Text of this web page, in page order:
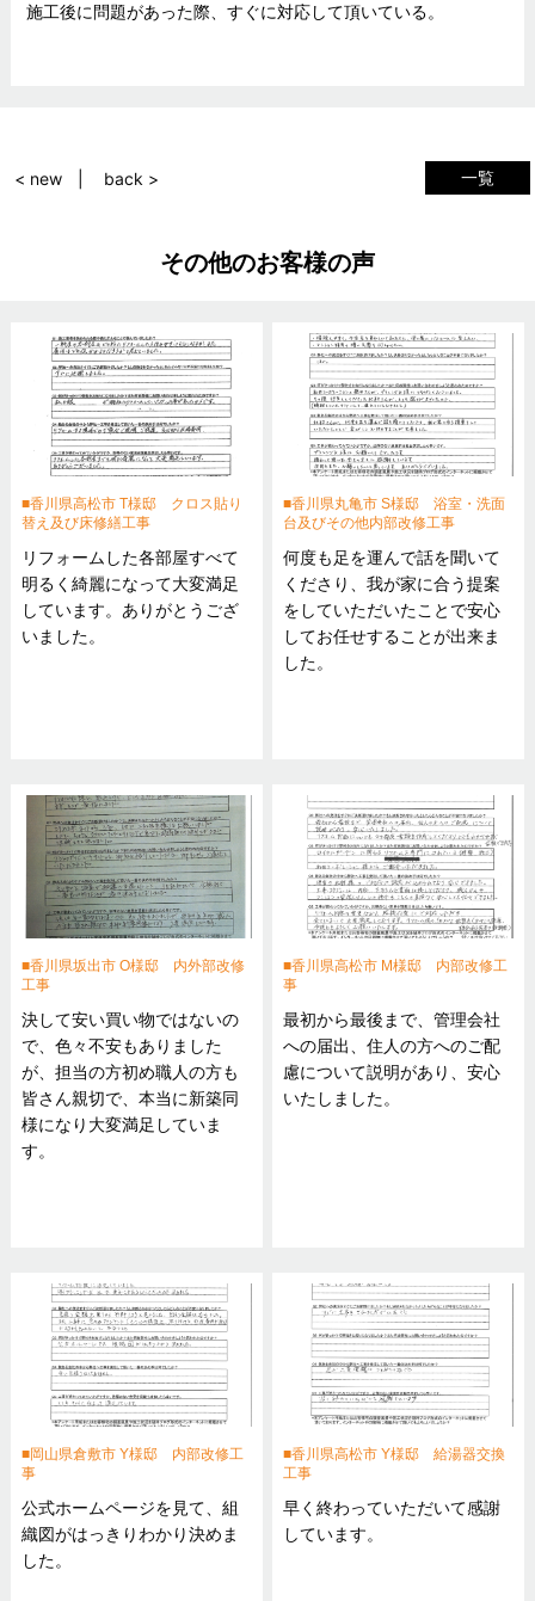
施工後に問題があった際、すぐに対応して頂いている。
一覧
< new back >
その他のお客様の声
香川県高松市 T様邸 クロス貼り
替え及び床修繕工事
リフォームした各部屋すべて
明るく綺麗になって大変満足
しています。ありがとうござ
いました。
香川県丸亀市 S様邸 浴室・洗面
台及びその他内部改修工事
何度も足を運んで話を聞いて
くださり、我が家に合う提案
をしていただいたことで安心
してお任せすることが出来ま
した。
香川県坂出市 O様邸 内外部改修
工事
決して安い買い物ではないの
で、色々不安もありました
が、担当の方初め職人の方も
皆さん親切で、本当に新築同
様になり大変満足していま
す。
香川県高松市 M様邸 内部改修工
事
最初から最後まで、管理会社
への届出、住人の方へのご配
慮について説明があり、安心
いたしました。
岡山県倉敷市 Y様邸 内部改修工
事
公式ホームページを見て、組
織図がはっきりわかり決めま
した。
香川県高松市 Y様邸 給湯器交換
工事
早く終わっていただいて感謝
しています。